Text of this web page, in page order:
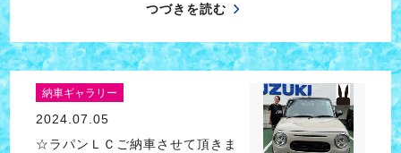
つづきを読む
納車ギャラリー
2024.07.05
☆ラパンＬＣご納車させて頂きま